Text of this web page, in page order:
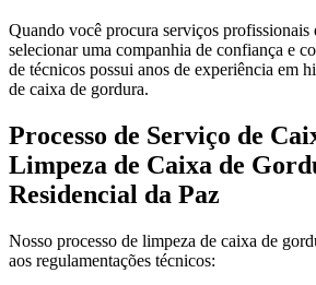
Quando você procura serviços profissionais
selecionar uma companhia de confiança e
de técnicos possui anos de experiência em
de caixa de gordura.
Processo de Serviço de
Limpeza de Caixa de
Residencial da Paz
Nosso processo de limpeza de caixa de
aos regulamentações técnicos: